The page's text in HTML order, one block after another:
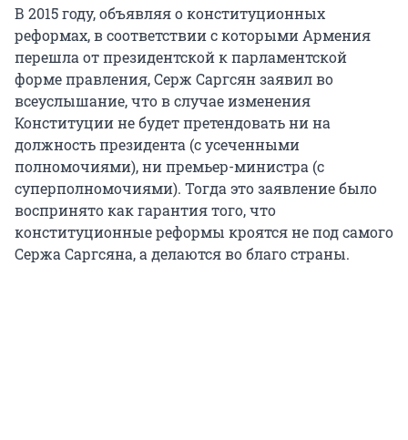
В 2015 году, объявляя о конституционных
реформах, в соответствии с которыми Армения
перешла от президентской к парламентской
форме правления, Серж Саргсян заявил во
всеуслышание, что в случае изменения
Конституции не будет претендовать ни на
должность президента (с усеченными
полномочиями), ни премьер-министра (с
суперполномочиями). Тогда это заявление было
воспринято как гарантия того, что
конституционные реформы кроятся не под самого
Сержа Саргсяна, а делаются во благо страны.